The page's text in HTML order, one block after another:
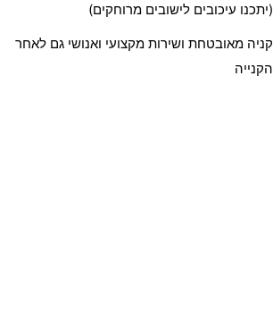
(יתכנו עיכובים לישובים מרוחקים)
קניה מאובטחת ושירות מקצועי ואנושי גם לאחר
הקנייה